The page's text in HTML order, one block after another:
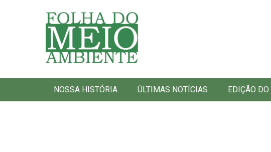
Folha do Meio Ambiente
NOSSA HISTÓRIA ÚLTIMAS NOTÍCIAS EDIÇÃO